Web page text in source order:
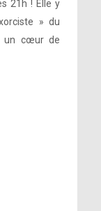
21h ! Elle y
» du
un cœur de